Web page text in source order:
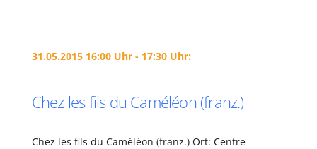
31.05.2015 16:00 Uhr - 17:30 Uhr:
Chez les fils du Caméléon (franz.)
Chez les fils du Caméléon (franz.) Ort: Centre